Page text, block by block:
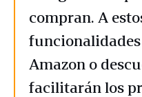
compran. A
Amazon o
facilitarán los